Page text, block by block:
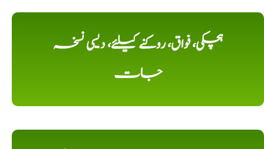
ہچکی، فواق، روکنے کیلئے، دیسی نسخہ
جات